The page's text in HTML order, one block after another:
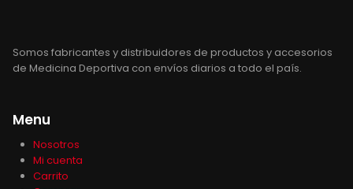
Somos fabricantes y distribuidores de productos y accesorios
de Medicina Deportiva con envíos diarios a todo el país.
Menu
Nosotros
Mi cuenta
Carrito